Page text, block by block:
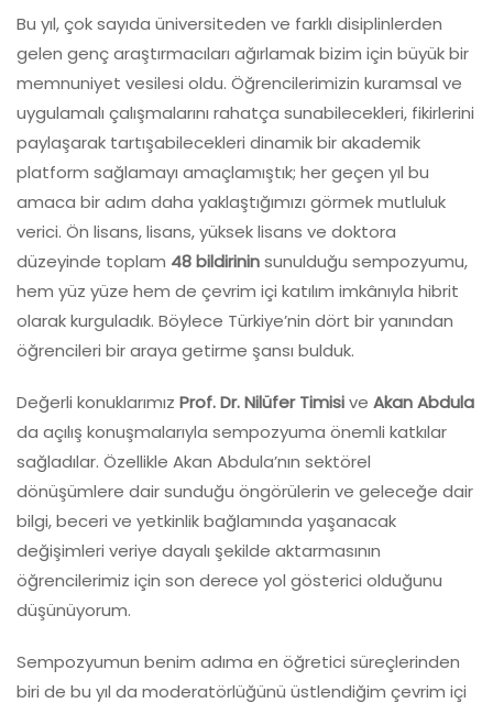
Bu yıl, çok sayıda üniversiteden ve farklı disiplinlerden
gelen genç araştırmacıları ağırlamak bizim için büyük bir
memnuniyet vesilesi oldu. Öğrencilerimizin kuramsal ve
uygulamalı çalışmalarını rahatça sunabilecekleri, fikirlerini
paylaşarak tartışabilecekleri dinamik bir akademik
platform sağlamayı amaçlamıştık; her geçen yıl bu
amaca bir adım daha yaklaştığımızı görmek mutluluk
verici. Ön lisans, lisans, yüksek lisans ve doktora
düzeyinde toplam 48 bildirininsunulduğu sempozyumu,
hem yüz yüze hem de çevrim içi katılım imkânıyla hibrit
olarak kurguladık. Böylece Türkiye’nin dört bir yanından
öğrencileri bir araya getirme şansı bulduk.
Değerli konuklarımız Prof. Dr. Nilüfer Timisive Akan Abdula
da açılış konuşmalarıyla sempozyuma önemli katkılar
sağladılar. Özellikle Akan Abdula’nın sektörel
dönüşümlere dair sunduğu öngörülerin ve geleceğe dair
bilgi, beceri ve yetkinlik bağlamında yaşanacak
değişimleri veriye dayalı şekilde aktarmasının
öğrencilerimiz için son derece yol gösterici olduğunu
düşünüyorum.
Sempozyumun benim adıma en öğretici süreçlerinden
biri de bu yıl da moderatörlüğünü üstlendiğim çevrim içi